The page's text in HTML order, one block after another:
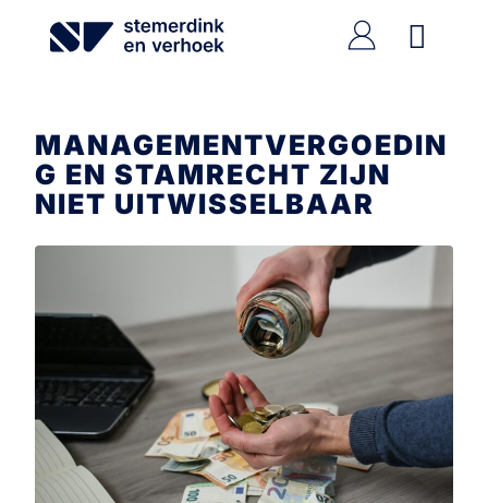
MANAGEMENTVERGOEDIN
G EN STAMRECHT ZIJN
NIET UITWISSELBAAR